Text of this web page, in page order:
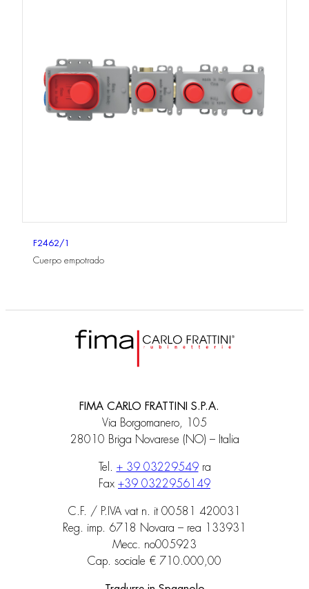
F2462/1
Cuerpo empotrado
FIMA CARLO FRATTINI S.P.A.
Via Borgomanero, 105
28010 Briga Novarese (NO) – Italia
Tel. + 39 03229549ra
Fax +39 0322956149
C.F. / P.IVA vat n. it 00581 420031
Reg. imp. 6718 Novara – rea 133931
Mecc. no005923
Cap. sociale € 710.000,00